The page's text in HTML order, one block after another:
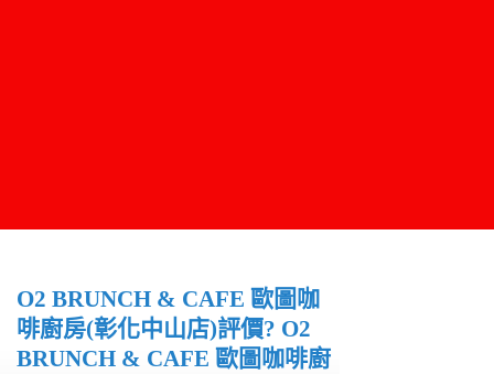
O2 BRUNCH & CAFE 歐圖咖
啡廚房(彰化中山店)評價? O2
BRUNCH & CAFE 歐圖咖啡廚